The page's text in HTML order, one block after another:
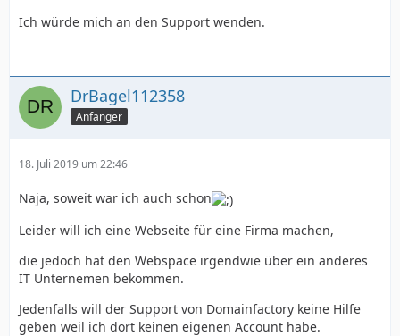
Ich würde mich an den Support wenden.
DrBagel112358
Anfänger
18. Juli 2019 um 22:46
Naja, soweit war ich auch schon
Leider will ich eine Webseite für eine Firma machen,
die jedoch hat den Webspace irgendwie über ein anderes
IT Unternemen bekommen.
Jedenfalls will der Support von Domainfactory keine Hilfe
geben weil ich dort keinen eigenen Account habe.